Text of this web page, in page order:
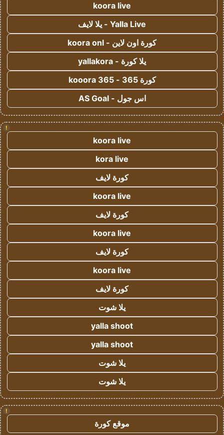
koora live
Yalla Live - يلا لايف
كورة اون لاين - koora onl
يلا كورة - yallakora
كورة 365 - kooora 365
اس جول - AS Goal
!
koora live
kora live
كورة لايف
koora live
كورة لايف
koora live
كورة لايف
koora live
كورة لايف
يلا شوت
yalla shoot
yalla shoot
يلا شوت
يلا شوت
!
موقع كورة